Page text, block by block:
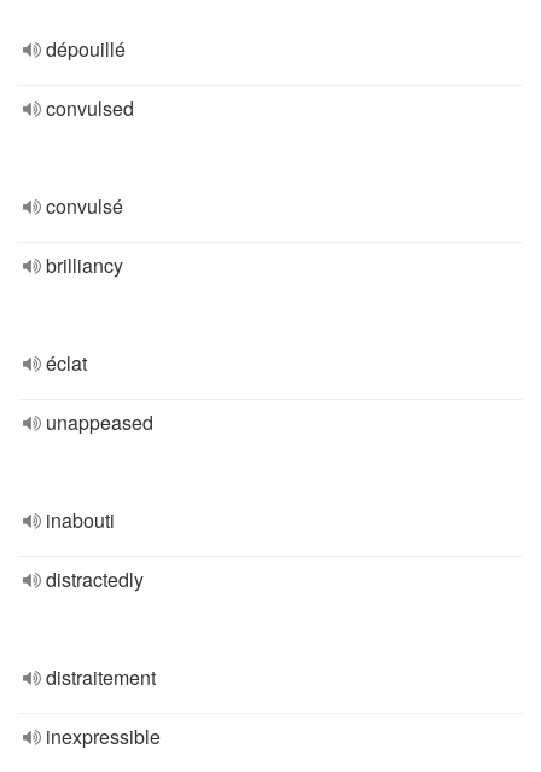
dépouillé
convulsed
convulsé
brilliancy
éclat
unappeased
inabouti
distractedly
distraitement
inexpressible